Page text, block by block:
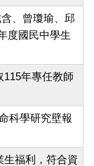
、曾瓊瑜、邱
度國民中學生
115年專任教師
科學研究壁報
生福利，符合資